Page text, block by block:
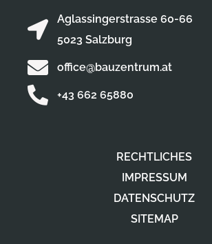
RECHTLICHES
IMPRESSUM
DATENSCHUTZ
SITEMAP
Aglassingerstrasse 60-66
5023 Salzburg
office@bauzentrum.at
+43 662 65880